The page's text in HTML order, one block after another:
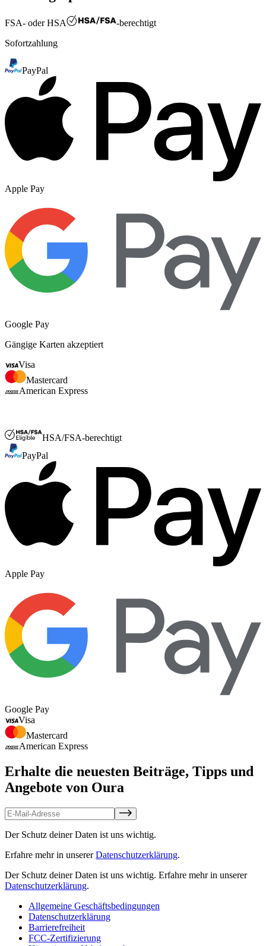
FSA- oder HSA
-berechtigt
Sofortzahlung
PayPal
Apple Pay
Google Pay
Gängige Karten akzeptiert
Visa
Mastercard
American Express
HSA/FSA-berechtigt
PayPal
Apple Pay
Google Pay
Visa
Mastercard
American Express
Erhalte die neuesten Beiträge, Tipps und
Angebote von Oura
Der Schutz deiner Daten ist uns wichtig.
Erfahre mehr in unsererDatenschutzerklärung.
Der Schutz deiner Daten ist uns wichtig. Erfahre mehr in unserer
Datenschutzerklärung.
Allgemeine Geschäftsbedingungen
Datenschutzerklärung
Barrierefreiheit
FCC-Zertifizierung